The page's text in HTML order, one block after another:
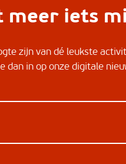
meer iets
zijn van dé leukste
dan in op onze digitale